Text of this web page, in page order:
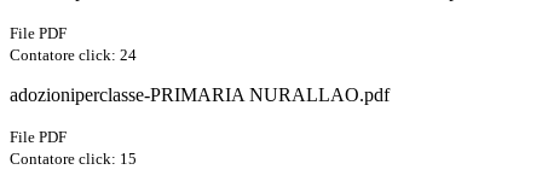
File PDF
Contatore click: 24
adozioniperclasse-PRIMARIA NURALLAO.pdf
File PDF
Contatore click: 15